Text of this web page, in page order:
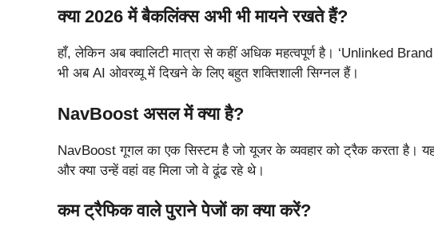
क्या 2026 में बैकलिंक्स अभी भी मायने रखते हैं?
हाँ, लेकिन अब क्वालिटी मात्रा से कहीं अधिक महत्वपूर्ण है। ‘Unlinked
भी अब AI ओवरव्यू में दिखने के लिए बहुत शक्तिशाली सिग्नल हैं।
NavBoost असल में क्या है?
NavBoost गूगल का एक सिस्टम है जो यूजर के व्यवहार को ट्रैक करता है।
और क्या उन्हें वहां वह मिला जो वे ढूंढ रहे थे।
कम ट्रैफिक वाले पुराने पेजों का क्या करें?